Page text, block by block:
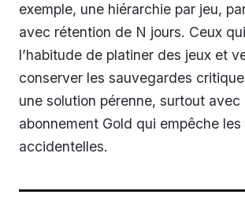
exemple, une hiérarchie par jeu,
avec rétention de N jours. Ceux
l’habitude de platiner des jeux et
conserver les sauvegardes
une solution pérenne, surtout avec
abonnement Gold qui empêche les
accidentelles.